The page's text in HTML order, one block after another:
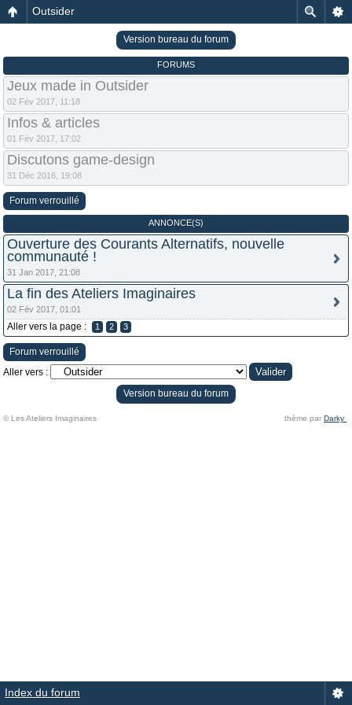
Outsider
Version bureau du forum
FORUMS
Jeux made in Outsider
02 Fév 2017, 11:18
Infos & articles
01 Fév 2017, 17:02
Discutons game-design
31 Déc 2016, 19:08
Forum verrouillé
ANNONCE(S)
Ouverture des Courants Alternatifs, nouvelle
communauté !
31 Jan 2017, 21:08
La fin des Ateliers Imaginaires
02 Fév 2017, 01:01
Aller vers la page : 1 2 3
Forum verrouillé
Aller vers :
Version bureau du forum
© Les Ateliers Imaginaires thème par Darky
Index du forum